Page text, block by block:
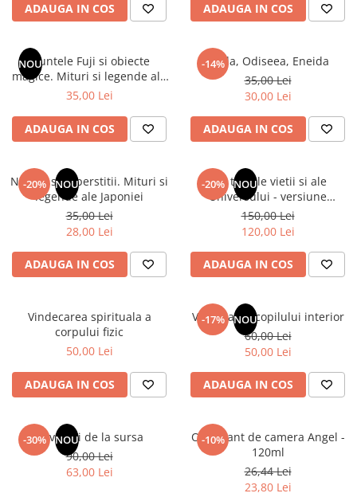
New Illuminati Files
Numerologie
Paranormal
Parapsihologie
Ramtha
Audiobook
ReConnect
Religie
Crestinism
ScienceConnection
SelfConnect
Vindecare Spirituala
Sanatate
Gastronomik
MedConnect
Medicina & Farmacie
Medicina Pentru Toti
ADAUGA IN COS ADAUGA IN COS
NOUMuntele Fuji si obiecte
magice. Mituri si legende ale
Japoniei
35,00 Lei
ADAUGA IN COS
-14%
Iliada, Odiseea, Eneida
35,00 Lei
30,00 Lei
ADAUGA IN COS
-20% NOU
Natura si superstitii. Mituri si
legende ale Japoniei
35,00 Lei
28,00 Lei
ADAUGA IN COS
-20% NOU
Din tainele vietii si ale
Universului - versiune
originala din 1939. Volumele I-
III. Cutie de colectie -Scarlat
Demetrescu
150,00 Lei
120,00 Lei
ADAUGA IN COS
Vindecarea spirituala a
corpului fizic
50,00 Lei
ADAUGA IN COS
-17% NOU
Vindecarea copilului interior
60,00 Lei
50,00 Lei
ADAUGA IN COS
-30% NOU
Revelatii de la sursa
90,00 Lei
63,00 Lei
-10%
Odorizant de camera Angel -
120ml
26,44 Lei
23,80 Lei